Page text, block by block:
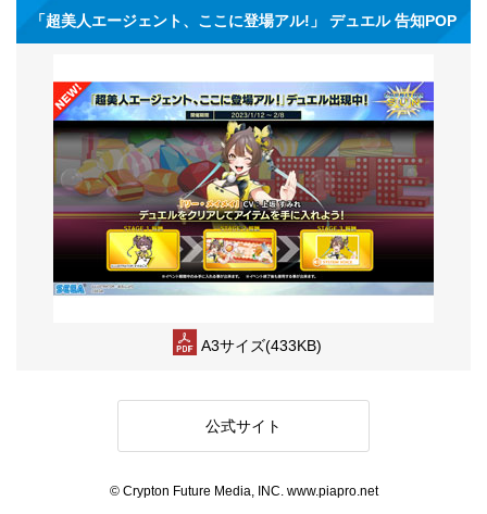
「超美人エージェント、ここに登場アル!」 デュエル 告知POP
A3サイズ(433KB)
公式サイト
© Crypton Future Media, INC. www.piapro.net